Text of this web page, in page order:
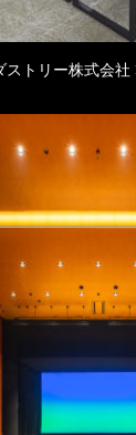
トリー株式会